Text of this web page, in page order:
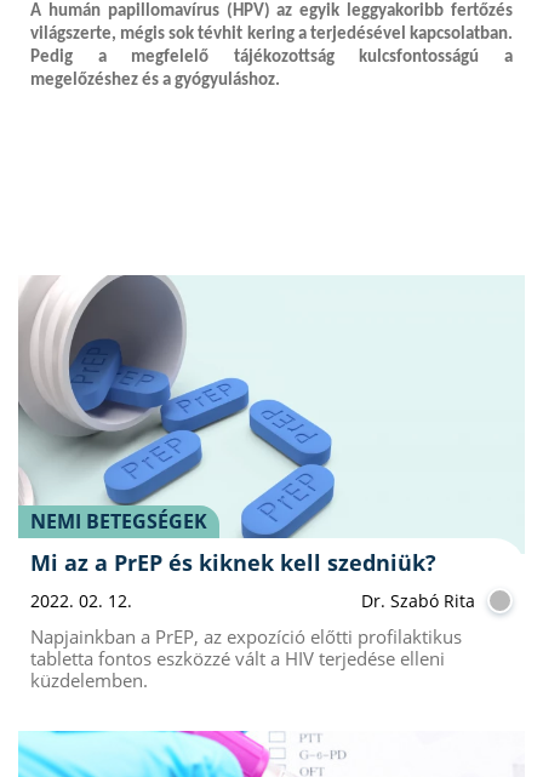
A humán papillomavírus (HPV) az egyik leggyakoribb fertőzés
világszerte, mégis sok tévhit kering a terjedésével kapcsolatban.
Pedig a megfelelő tájékozottság kulcsfontosságú a
megelőzéshez és a gyógyuláshoz.
NEMI BETEGSÉGEK
Mi az a PrEP és kiknek kell szedniük?
2022. 02. 12. Dr. Szabó Rita
Napjainkban a PrEP, az expozíció előtti profilaktikus
tabletta fontos eszközzé vált a HIV terjedése elleni
küzdelemben.